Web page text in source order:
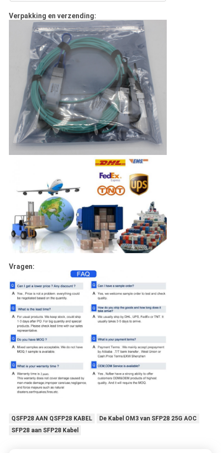
Verpakking en verzending:
Vragen:
QSFP28 AAN QSFP28 KABEL
De Kabel OM3 van SFP28 25G AOC
SFP28 aan SFP28 Kabel